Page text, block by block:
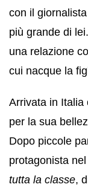
con il
più grande di
una relazione
cui nacque la
Arrivata in Italia
per la sua
Dopo piccole
protagonista
tutta la classe,